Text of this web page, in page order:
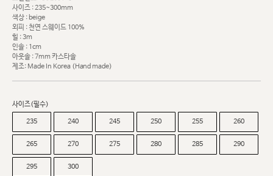
사이즈 : 235~300mm
색상 : beige
외피 : 천연 스웨이드 100%
힐 : 3m
인솔 : 1cm
아웃솔 : 7mm 카스타솔
제조: Made In Korea (Hand made)
사이즈(필수)
235 240 245 250 255 260
265 270 275 280 285 290
295 300